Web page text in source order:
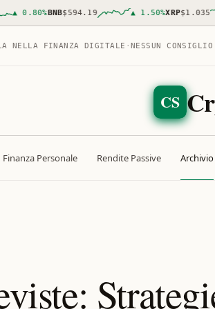
0.80%BNB$594.19 ▲ 1.50%XRP$1.035
NELLA FINANZA DIGITALE · NESSUN
CS
Finanza Personale Rendite Passive Archivio